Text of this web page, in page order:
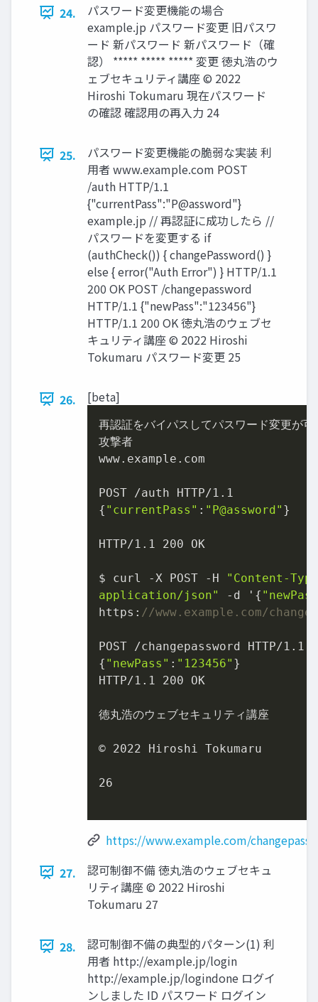
24.
パスワード変更機能の場合
example.jp パスワード変更 旧パスワ
ード 新パスワード 新パスワード（確
認） ***** ***** ***** 変更 徳丸浩のウ
ェブセキュリティ講座 © 2022
Hiroshi Tokumaru 現在パスワード
の確認 確認用の再入力 24
25.
パスワード変更機能の脆弱な実装 利
用者 www.example.com POST
/auth HTTP/1.1
{"currentPass":"P@assword"}
example.jp // 再認証に成功したら //
パスワードを変更する if
(authCheck()) { changePassword() }
else { error("Auth Error") } HTTP/1.1
200 OK POST /changepassword
HTTP/1.1 {"newPass":"123456"}
HTTP/1.1 200 OK 徳丸浩のウェブセ
キュリティ講座 © 2022 Hiroshi
Tokumaru パスワード変更 25
26. [beta]
再認証をバイパスしてパスワード変更が可
攻撃者
www.example.com
POST /auth HTTP/1.1
{ "currentPass" : "P@assword" }
HTTP/1.1 200 OK
$ curl -X POST -H
"Content-
application/json"
-d '{
https: //www.example.com/
POST /changepassword HTTP/1.1
{ "newPass" : "123456" }
HTTP/1.1 200 OK
徳丸浩のウェブセキュリティ講座
© 2022 Hiroshi Tokumaru
26
https://www.example.com/
27.
認可制御不備 徳丸浩のウェブセキュ
リティ講座 © 2022 Hiroshi
Tokumaru 27
28.
認可制御不備の典型的パターン(1) 利
用者 http://example.jp/login
http://example.jp/logindone ログイ
ンしました ID パスワード ログイン